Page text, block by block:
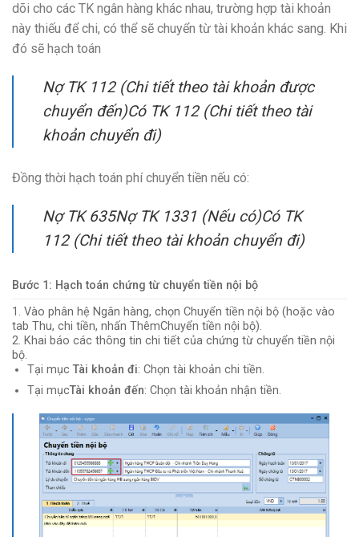
dõi cho các TK ngân hàng khác nhau, trường hợp tài khoản
này thiếu để chi, có thể sẽ chuyển từ tài khoản khác sang. Khi
đó sẽ hạch toán
Nợ TK 112 (Chi tiết theo tài khoản được
chuyển đến)Có TK 112 (Chi tiết theo tài
khoản chuyển đi)
Đồng thời hạch toán phí chuyển tiền nếu có:
Nợ TK 635Nợ TK 1331 (Nếu có)Có TK
112 (Chi tiết theo tài khoản chuyển đi)
Bước 1: Hạch toán chứng từ chuyển tiền nội bộ
1. Vào phân hệ Ngân hàng, chọn Chuyển tiền nội bộ (hoặc vào
tab Thu, chi tiền, nhấn ThêmChuyển tiền nội bộ).
2. Khai báo các thông tin chi tiết của chứng từ chuyển tiền nội
bộ.
Tại mụcTài khoản đi: Chọn tài khoản chi tiền.
Tại mụcTài khoản đến: Chọn tài khoản nhận tiền.